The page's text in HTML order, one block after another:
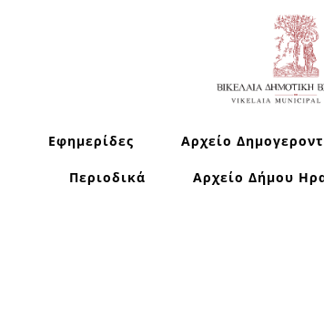
Εφημερίδες Αρχείο
Περιοδικά Αρχείο Δήμου